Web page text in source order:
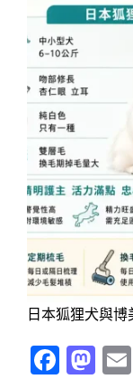
日本狐狸犬與
Fa M